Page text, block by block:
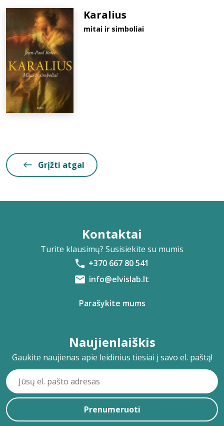
D.U.K.
Karalius
mitai ir simboliai
Grįžti atgal
Kontaktai
Turite klausimų? Susisiekite su mumis
+370 667 80 541
info@elvislab.lt
Parašykite mums
Naujienlaiškis
Gaukite naujienas apie leidinius tiesiai į savo el. paštą!
Prenumeruoti